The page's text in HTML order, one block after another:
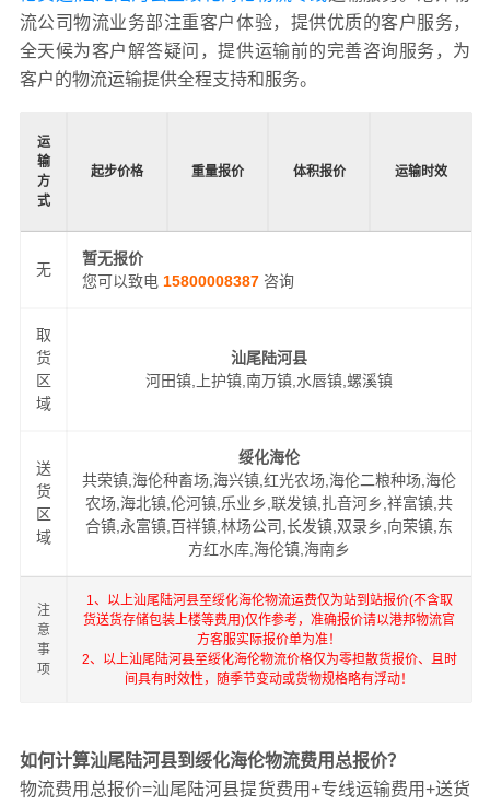
流公司物流业务部注重客户体验，提供优质的客户服务，
全天候为客户解答疑问，提供运输前的完善咨询服务，为
客户的物流运输提供全程支持和服务。
运
输
方
式
起步价格 重量报价 体积报价 运输时效
无
暂无报价
您可以致电 15800008387 咨询
取
货
区
域
汕尾陆河县
河田镇,上护镇,南万镇,水唇镇,螺溪镇
送
货
区
域
绥化海伦
共荣镇,海伦种畜场,海兴镇,红光农场,海伦二粮种场,海伦
农场,海北镇,伦河镇,乐业乡,联发镇,扎音河乡,祥富镇,共
合镇,永富镇,百祥镇,林场公司,长发镇,双录乡,向荣镇,东
方红水库,海伦镇,海南乡
注
意
事
项
1、以上汕尾陆河县至绥化海伦物流运费仅为站到站报价(不含取
货送货存储包装上楼等费用)仅作参考，准确报价请以港邦物流官
方客服实际报价单为准！
2、以上汕尾陆河县至绥化海伦物流价格仅为零担散货报价、且时
间具有时效性，随季节变动或货物规格略有浮动！
如何计算汕尾陆河县到绥化海伦物流费用总报价？
物流费用总报价=汕尾陆河县提货费用+专线运输费用+送货